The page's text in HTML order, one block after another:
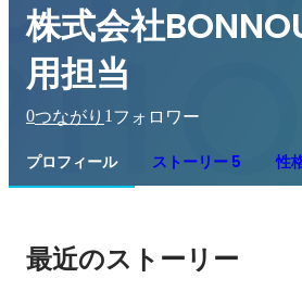
株式会社
用担当
0つながり 1 フォロワー
プロフィール ストーリー 5 性
最近のストーリー